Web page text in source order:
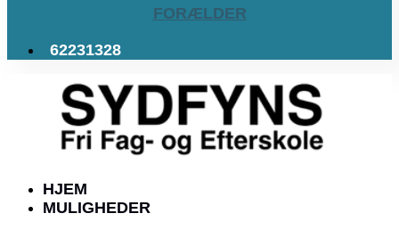
FORÆLDER
62231328
HJEM
MULIGHEDER